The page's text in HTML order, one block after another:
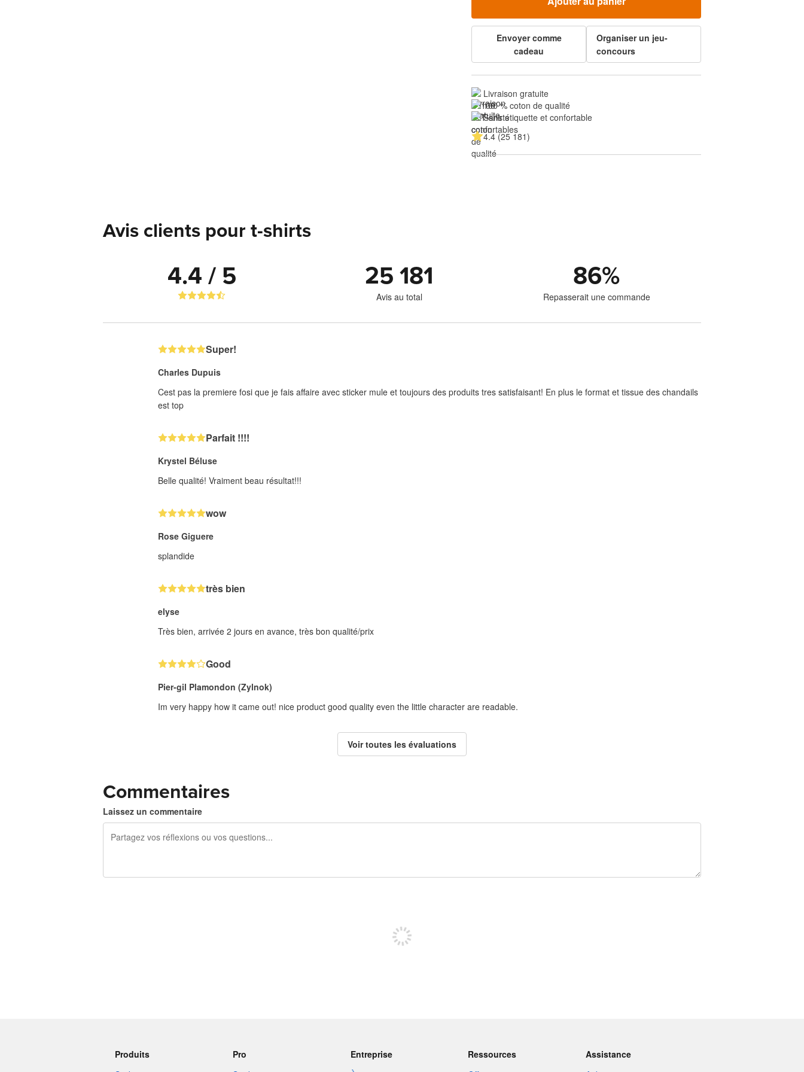
Envoyer comme
cadeau
Organiser un jeu-
concours
Livraison gratuite
100 % coton de qualité
Sans étiquette et confortable
4.4 (25 181)
Avis clients pour t-shirts
4.4 / 5 25 181
Avis au total
86%
Repasserait une commande
Super!
Charles Dupuis
Cest pas la premiere fosi que je fais affaire avec sticker mule et toujours des produits tres satisfaisant! En plus le format et tissue des chandails
est top
Parfait !!!!
Krystel Béluse
Belle qualité! Vraiment beau résultat!!!
wow
Rose Giguere
splandide
très bien
elyse
Très bien, arrivée 2 jours en avance, très bon qualité/prix
Good
Pier-gil Plamondon (Zylnok)
Im very happy how it came out! nice product good quality even the little character are readable.
Voir toutes les évaluations
Commentaires
Laissez un commentaire
Produits
Pro
Entreprise
Ressources
Assistance